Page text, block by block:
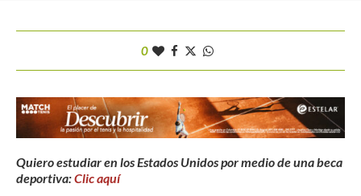
0
Quiero estudiar en los Estados Unidos por medio de una beca
deportiva:Clic aquí